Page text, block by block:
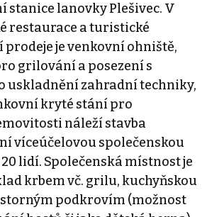
stanice lanovky Plešivec. V
restaurace a turistické
prodeje je venkovní ohniště,
grilování a posezení s
uskladnění zahradní techniky,
kryté stání pro
náleží stavba
víceúčelovou společenskou
lidí. Společenská místnost je
krbem vč. grilu, kuchyňskou
podkrovím (možnost